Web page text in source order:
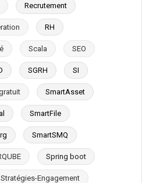
Recrutement
RH
Scala SEO
SGRH SI
SmartAsset
SmartFile
SmartSMQ
Spring boot
Stratégies-Engagement